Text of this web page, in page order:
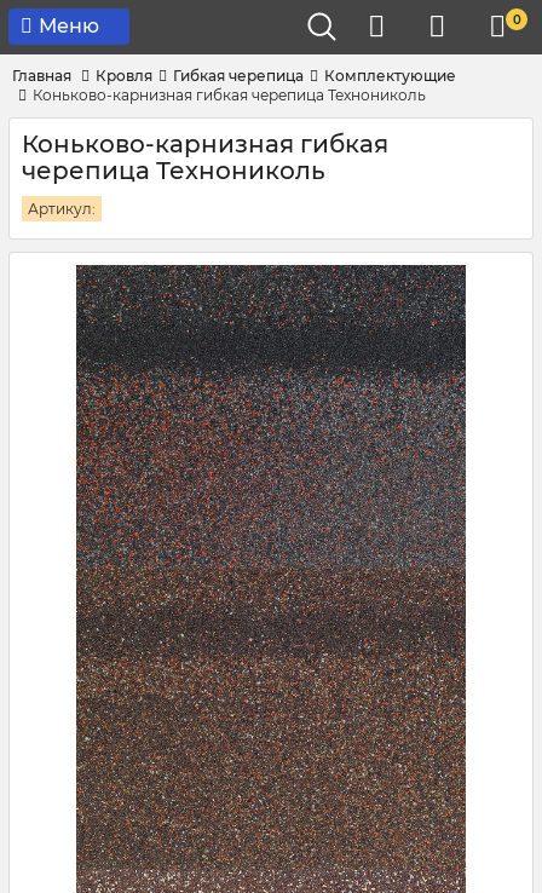
Меню 0
Главная Кровля Гибкая черепица
Комплектующие
Коньково-карнизная гибкая черепица Технониколь
Коньково-карнизная гибкая
черепица Технониколь
Артикул: